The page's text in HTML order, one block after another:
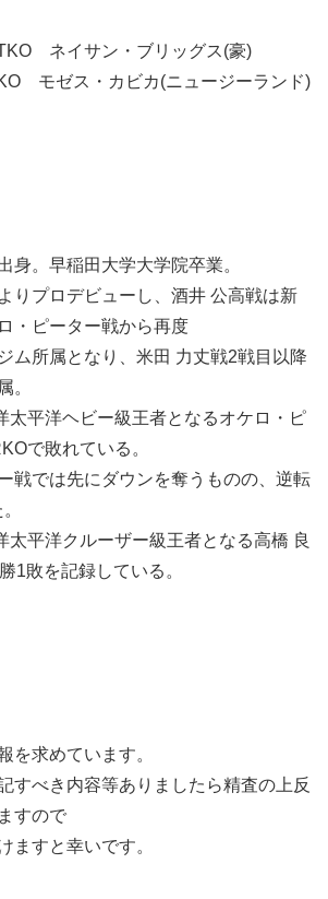
ネイサン・ブリッグス(豪)
モゼス・カビカ(ニュージーランド)
身。早稲田大学大学院卒業。
りプロデビューし、酒井 公高戦は新
・ピーター戦から再度
ム所属となり、米田 力丈戦2戦目以降
。
太平洋ヘビー級王者となるオケロ・ピ
で敗れている。
戦では先にダウンを奪うものの、逆転
太平洋クルーザー級王者となる高橋 良
1敗を記録している。
を求めています。
すべき内容等ありましたら精査の上反
すので
すと幸いです。